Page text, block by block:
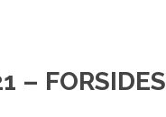
FORSIDES